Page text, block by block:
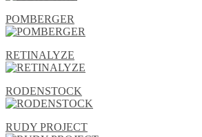
POMBERGER
RETINALYZE
RODENSTOCK
RUDY PROJECT